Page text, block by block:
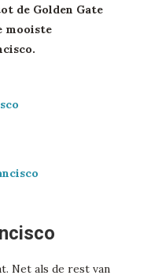
de Golden Gate
mooiste
Net als de rest van